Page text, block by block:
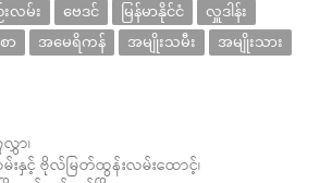
လမ်း ဗေဒင် မြန်မာနိုင်ငံ
လှူဒါန်း
ာ အမေရိကန် အမျိုးသမီး အမျိုးသား
ာ၊
နှင့် ဗိုလ်မြတ်ထွန်းလမ်းထောင့်၊